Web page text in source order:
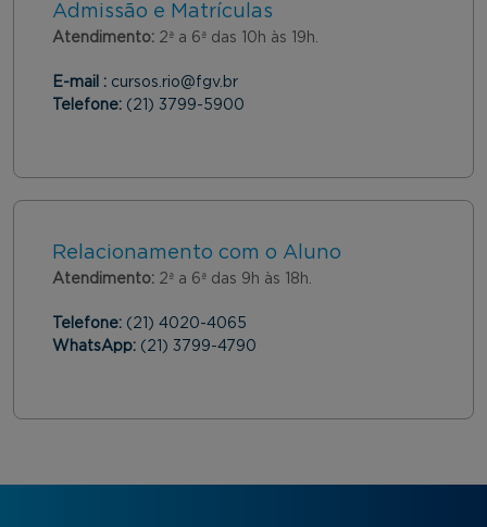
Admissão e Matrículas
Atendimento: 2ª a 6ª das 10h às 19h.
E-mail : cursos.rio@fgv.br
Telefone: (21) 3799-5900
Relacionamento com o Aluno
Atendimento: 2ª a 6ª das 9h às 18h.
Telefone: (21) 4020-4065
WhatsApp: (21) 3799-4790